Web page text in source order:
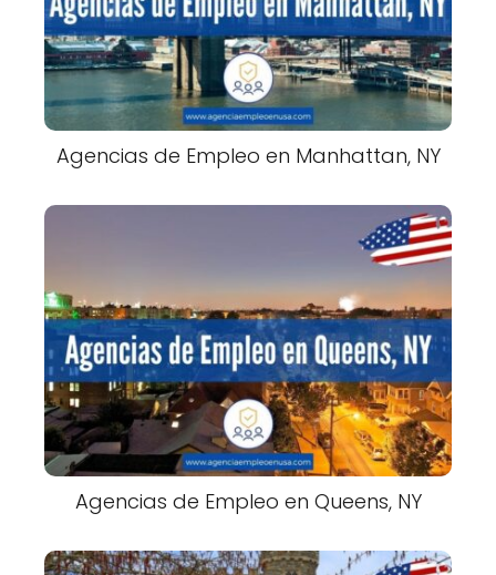
Agencias de Empleo en Manhattan, NY
Agencias de Empleo en Queens, NY